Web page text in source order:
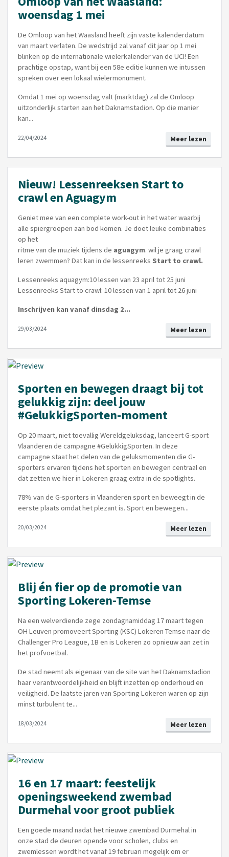
woensdag 1 mei
De Omloop van het Waasland heeft zijn vaste kalenderdatum
van maart verlaten. De wedstrijd zal vanaf dit jaar op 1 mei
blinken op de internationale wielerkalender van de UCI! Een
prachtige opstap, want bij een 58e editie kunnen we intussen
spreken over een lokaal wielermonument.
Omdat 1 mei op woensdag valt (marktdag) zal de Omloop
uitzonderlijk starten aan het Daknamstadion. Op die manier
kan...
Meer lezen
22/04/2024
Nieuw! Lessenreeksen Start to
crawl en Aguagym
Geniet mee van een complete work-out in het water waarbij
alle spiergroepen aan bod komen. Je doet leuke combinaties
op het
ritme van de muziek tijdens de aguagym. wil je graag crawl
leren zwemmen? Dat kan in de lessenreeks Start to crawl.
Lessenreeks aquagym:10 lessen van 23 april tot 25 juni
Lessenreeks Start to crawl: 10 lessen van 1 april tot 26 juni
Inschrijven kan vanaf dinsdag 2...
Meer lezen
29/03/2024
Sporten en bewegen draagt bij tot
gelukkig zijn: deel jouw
#GelukkigSporten-moment
Op 20 maart, niet toevallig Wereldgeluksdag, lanceert G-sport
Vlaanderen de campagne #GelukkigSporten. In deze
campagne staat het delen van de geluksmomenten die G-
sporters ervaren tijdens het sporten en bewegen centraal en
dat zetten we hier in Lokeren graag extra in de spotlights.
78% van de G-sporters in Vlaanderen sport en beweegt in de
eerste plaats omdat het plezant is. Sport en bewegen...
Meer lezen
20/03/2024
Blij én fier op de promotie van
Sporting Lokeren-Temse
Na een welverdiende zege zondagnamiddag 17 maart tegen
OH Leuven promoveert Sporting (KSC) Lokeren-Temse naar de
Challenger Pro League, 1B en is Lokeren zo opnieuw aan zet in
het profvoetbal.
De stad neemt als eigenaar van de site van het Daknamstadion
haar verantwoordelijkheid en blijft inzetten op onderhoud en
veiligheid. De laatste jaren van Sporting Lokeren waren op zijn
minst turbulent te...
Meer lezen
18/03/2024
16 en 17 maart: feestelijk
openingsweekend zwembad
Durmehal voor groot publiek
Een goede maand nadat het nieuwe zwembad Durmehal in
onze stad de deuren opende voor scholen, clubs en
zwemlessen wordt het vanaf 19 februari mogelijk om er